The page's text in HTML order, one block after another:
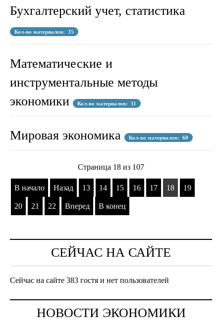
Бухгалтерский учет, статистика
Кол-во материалов: 35
Математические и
инструментальные методы
экономики
Кол-во материалов: 11
Мировая экономика Кол-во материалов: 60
Страница 18 из 107
В начало Назад 13 14 15 16 17 18 19
20 21 22 Вперед В конец
СЕЙЧАС НА САЙТЕ
Сейчас на сайте 383 гостя и нет пользователей
НОВОСТИ ЭКОНОМИКИ